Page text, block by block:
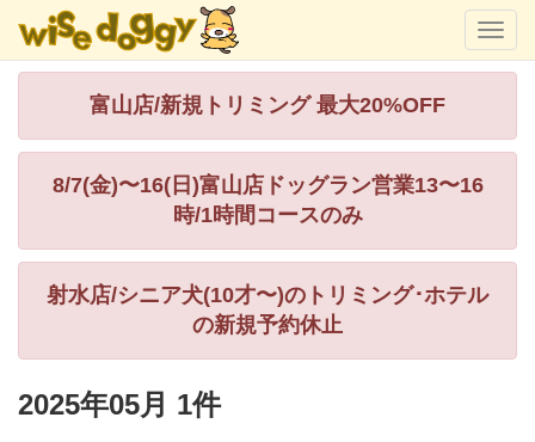
富山店/新規トリミング 最大20%OFF
8/7(金)〜16(日)富山店ドッグラン営業13〜16
時/1時間コースのみ
射水店/シニア犬(10才〜)のトリミング･ホテル
の新規予約休止
2025年05月 1件